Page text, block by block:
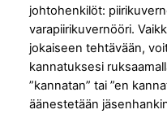
johtohenkilöt:
varapiirikuvernööri.
jokaiseen tehtävään,
kannatuksesi
”kannatan” tai ”en
äänestetään